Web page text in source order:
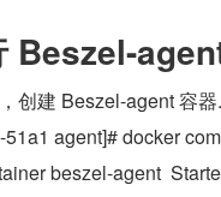
Beszel-
创建 Beszel-agent 容器.
agent]# docker
beszel-agent